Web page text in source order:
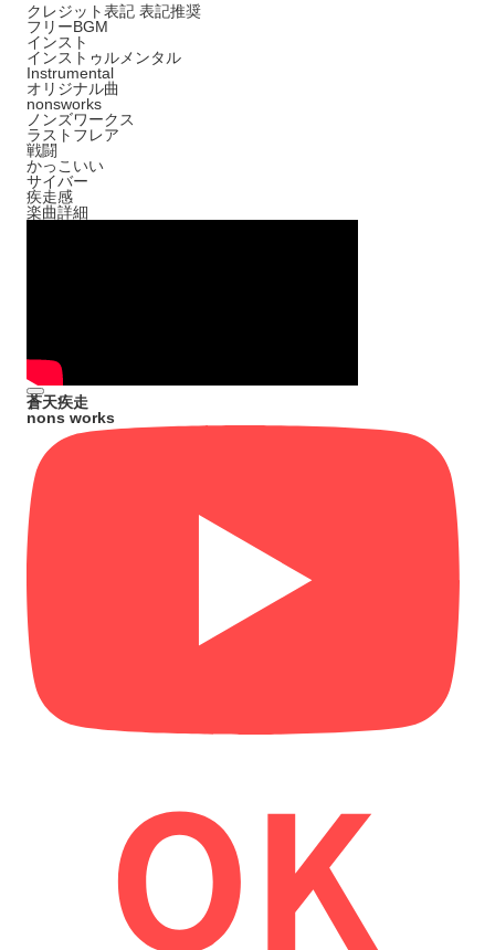
クレジット表記 表記推奨
フリーBGM
インスト
インストゥルメンタル
Instrumental
オリジナル曲
nonsworks
ノンズワークス
ラストフレア
戦闘
かっこいい
サイバー
疾走感
楽曲詳細
蒼天疾走
nons works